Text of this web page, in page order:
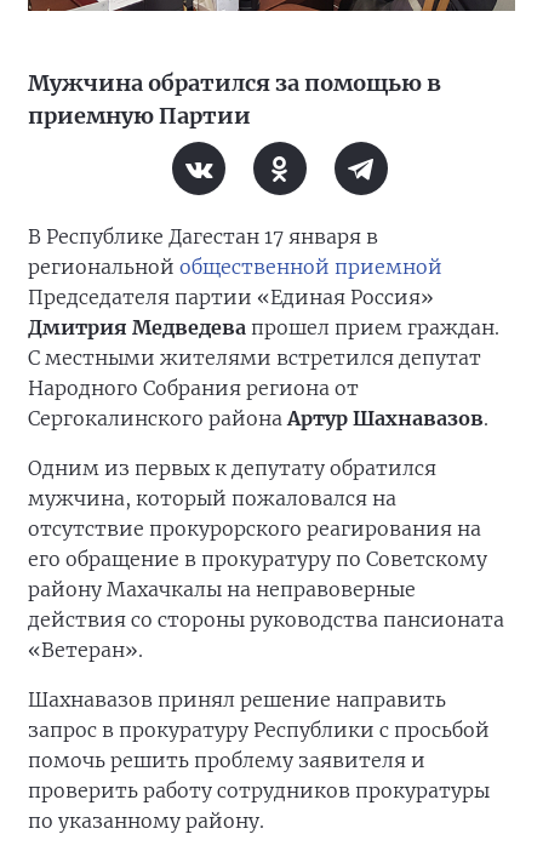
Мужчина обратился за помощью в
приемную Партии
В Республике Дагестан 17 января в
региональной общественной приемной
Председателя партии «Единая Россия»
Дмитрия Медведева прошел прием граждан.
С местными жителями встретился депутат
Народного Собрания региона от
Сергокалинского районаАртур Шахнавазов.
Одним из первых к депутату обратился
мужчина, который пожаловался на
отсутствие прокурорского реагирования на
его обращение в прокуратуру по Советскому
району Махачкалы на неправоверные
действия со стороны руководства пансионата
«Ветеран».
Шахнавазов принял решение направить
запрос в прокуратуру Республики с просьбой
помочь решить проблему заявителя и
проверить работу сотрудников прокуратуры
по указанному району.